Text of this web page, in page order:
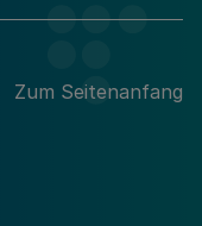
Zum Seitenanfang